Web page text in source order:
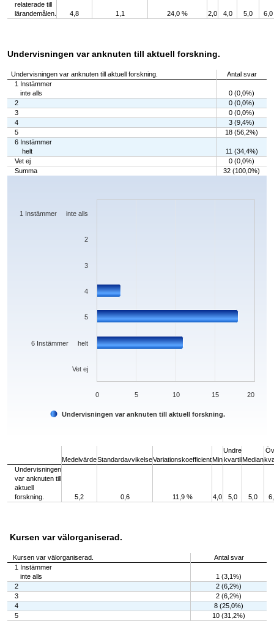
relaterade till
lärandemålen.
4,8 1,1 24,0 % 2,0 4,0 5,0 6,0
Undervisningen var anknuten till aktuell forskning.
Undervisningen var anknuten till aktuell forskning.
Antal svar
1 Instämmer
inte alls
0 (0,0%)
2
0 (0,0%)
3
0 (0,0%)
4
3 (9,4%)
5
18 (56,2%)
6 Instämmer
helt
11 (34,4%)
Vet ej
0 (0,0%)
Summa
32 (100,0%)
Chart
The chart has 1 X axis displaying categories.
Undervisningen var anknuten till aktuell forskning.
Vet ej
6 Instämmer helt
5
4
3
2
1 Instämmer inte alls
0 5 10 15 20
MedelvärdeStandardavvikelseVariationskoefficientMin
Undre
kvartil Median
Undervisningen
var anknuten till
aktuell
forskning.
5,2 0,6 11,9 % 4,0 5,0 5,0
Kursen var välorganiserad.
Kursen var välorganiserad.
Antal svar
1 Instämmer
inte alls
1 (3,1%)
2
2 (6,2%)
3
2 (6,2%)
4
8 (25,0%)
5
10 (31,2%)